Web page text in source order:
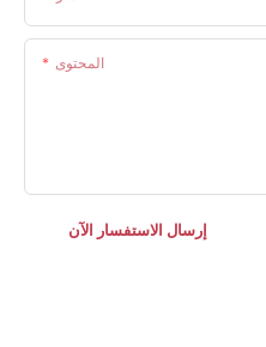
المحتوى
إرسال الاستفسار الآن